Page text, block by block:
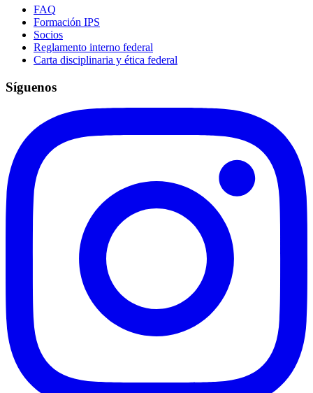
FAQ
Formación IPS
Socios
Reglamento interno federal
Carta disciplinaria y ética federal
Síguenos